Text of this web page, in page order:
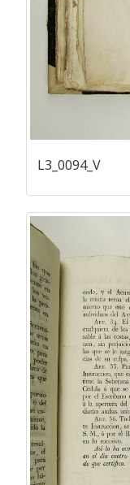
L3_0094_V